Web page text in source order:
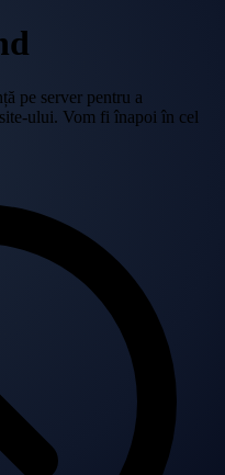
pe server pentru a
ului. Vom fi înapoi în cel